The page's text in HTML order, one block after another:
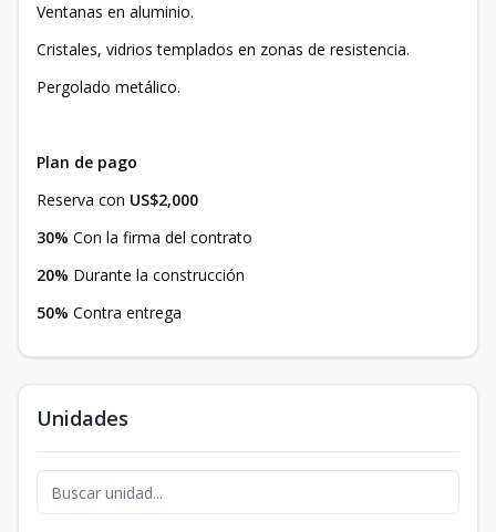
Ventanas en aluminio.
Cristales, vidrios templados en zonas de resistencia.
Pergolado metálico.
Plan de pago
Reserva con US$2,000
30% Con la firma del contrato
20% Durante la construcción
50% Contra entrega
Unidades